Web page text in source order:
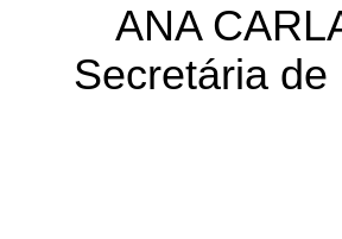
ANA
Secretária